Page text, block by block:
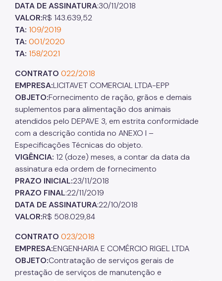
DATA DE ASSINATURA:30/11/2018
VALOR:R$ 143.639,52
TA: 109/2019
TA: 001/2020
TA: 158/2021
CONTRATO 022/2018
EMPRESA:LICITAVET COMERCIAL LTDA-EPP
OBJETO:Fornecimento de ração, grãos e demais
suplementos para alimentação dos animais
atendidos pelo DEPAVE 3, em estrita conformidade
com a descrição contida no ANEXO I –
Especificações Técnicas do objeto.
VIGÊNCIA: 12 (doze) meses, a contar da data da
assinatura eda ordem de fornecimento
PRAZO INICIAL:23/11/2018
PRAZO FINAL:22/11/2019
DATA DE ASSINATURA:22/10/2018
VALOR:R$ 508.029,84
CONTRATO 023/2018
EMPRESA:ENGENHARIA E COMÉRCIO RIGEL LTDA
OBJETO:Contratação de serviços gerais de
prestação de serviços de manutenção e